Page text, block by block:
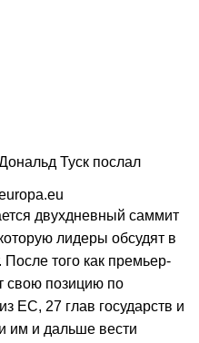
Туск послал
двухдневный саммит
лидеры обсудят в
После того как премьер-
свою позицию по
ЕС, 27 глав государств и
им и дальше вести